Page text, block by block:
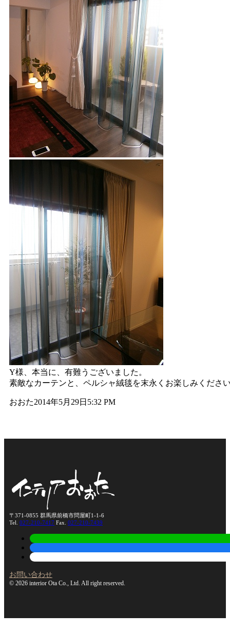
Y様、本当に、有難うございました。
素敵なカーテンと、ペルシャ絨毯を末永くお楽しみくださ
おおた2014年5月29日 5:32 PM
〒371-0855 群馬県前橋市問屋町1-1-6
Tel. 027-210-7417 Fax. 027-210-7439
お問い合わせ
© 2026 interior Ota Co., Ltd. All right reserved.